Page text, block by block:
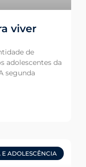
viver
de
adolescentes da
segunda
ADOLESCÊNCIA